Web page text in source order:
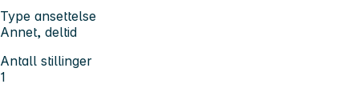
Type ansettelse
Annet, deltid
Antall stillinger
1